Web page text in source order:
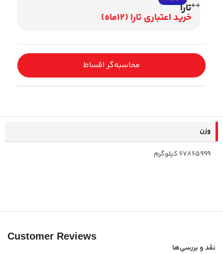
تارا
خرید اعتباری تارا (12ماه)
محاسبه‌گر اقساط
وزن
67865999 کیلوگرم
Customer Reviews
نقد و بررسی‌ها